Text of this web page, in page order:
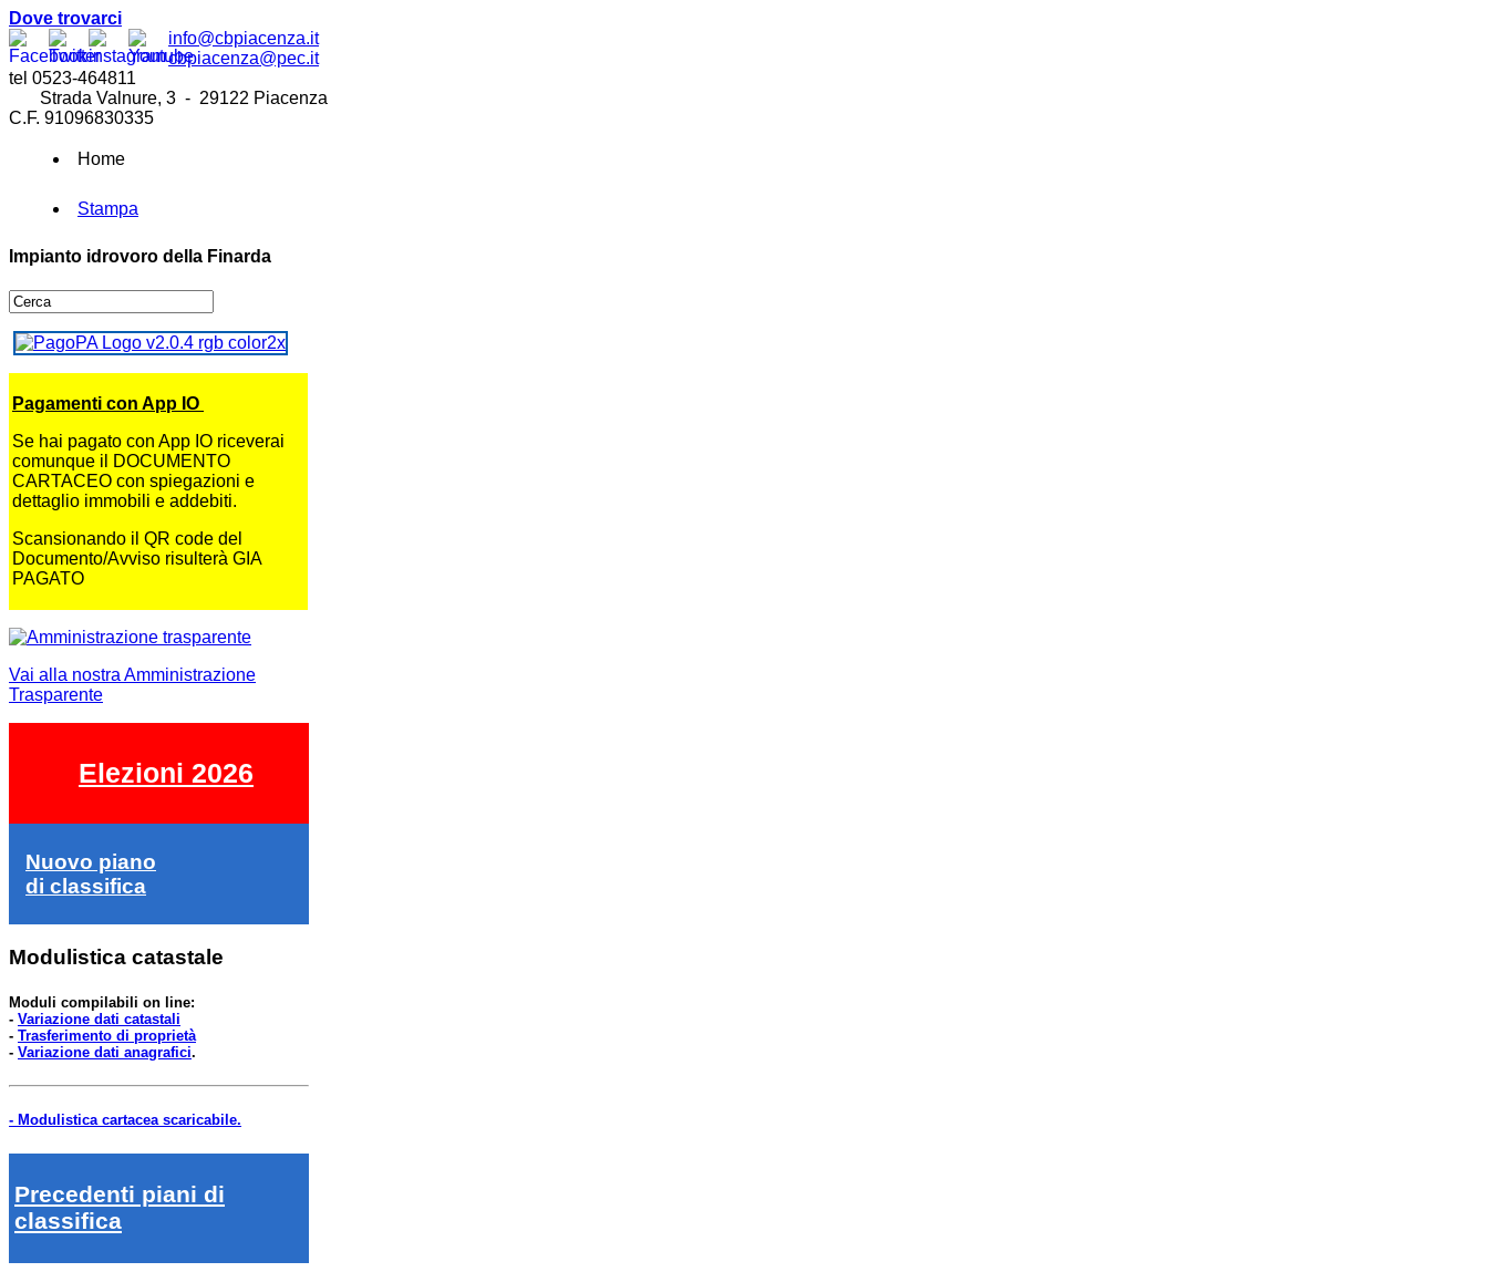
Dove trovarci
info@cbpiacenza.it
cbpiacenza@pec.it
tel 0523-464811
Strada Valnure, 3 - 29122 Piacenza
C.F. 91096830335
Home
Stampa
Impianto idrovoro della Finarda
Pagamenti con App IO
Se hai pagato con App IO riceverai
comunque il DOCUMENTO
CARTACEO con spiegazioni e
dettaglio immobili e addebiti.
Scansionando il QR code del
Documento/Avviso risulterà GIA
PAGATO
Vai alla nostra Amministrazione
Trasparente
Elezioni 2026
Nuovo piano
di classifica
Modulistica catastale
Moduli compilabili on line:
- Variazione dati catastali
- Trasferimento di proprietà
- Variazione dati anagrafici.
- Modulistica cartacea scaricabile.
Precedenti piani di
classifica